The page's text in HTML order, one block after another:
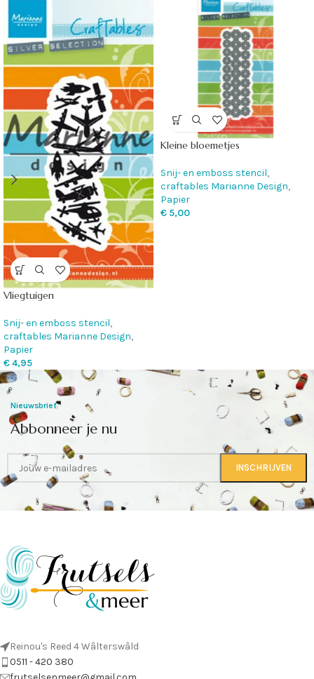
Vliegtuigen
Snij- en emboss stencil,
craftables Marianne Design,
Papier
€4,95
Kleine bloemetjes
Snij- en emboss stencil,
craftables Marianne Design,
Papier
€ 5,00
Nieuwsbrief
Abbonneer je nu
Reinou's Reed 4 Wâlterswâld
0511 - 420 380